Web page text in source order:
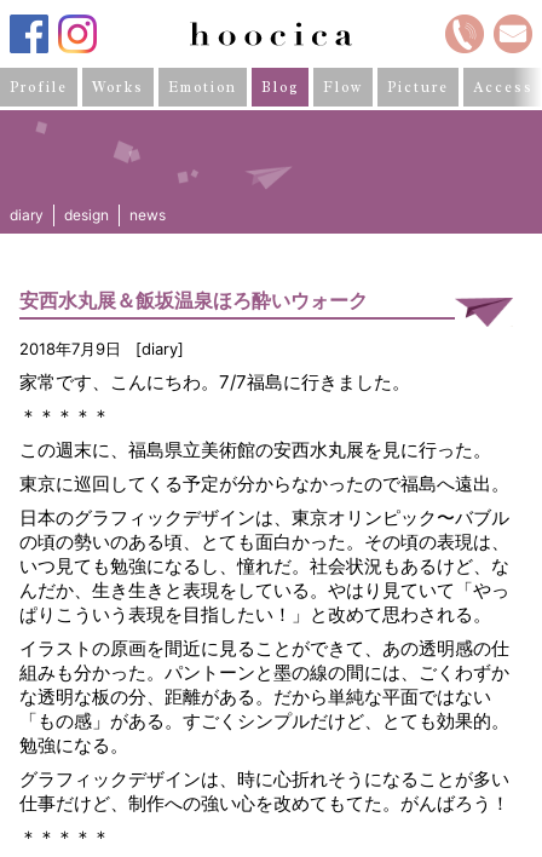
Profile Works Emotion Blog Flow Picture Access
diary design news
安西水丸展＆飯坂温泉ほろ酔いウォーク
2018年7月9日 diary
家常です、こんにちわ。7/7福島に行きました。
＊＊＊＊＊
この週末に、福島県立美術館の安西水丸展を見に行った。
東京に巡回してくる予定が分からなかったので福島へ遠出。
日本のグラフィックデザインは、東京オリンピック〜バブル
の頃の勢いのある頃、とても面白かった。その頃の表現は、
いつ見ても勉強になるし、憧れだ。社会状況もあるけど、な
んだか、生き生きと表現をしている。やはり見ていて「やっ
ぱりこういう表現を目指したい！」と改めて思わされる。
イラストの原画を間近に見ることができて、あの透明感の仕
組みも分かった。パントーンと墨の線の間には、ごくわずか
な透明な板の分、距離がある。だから単純な平面ではない
「もの感」がある。すごくシンプルだけど、とても効果的。
勉強になる。
グラフィックデザインは、時に心折れそうになることが多い
仕事だけど、制作への強い心を改めてもてた。がんばろう！
＊＊＊＊＊